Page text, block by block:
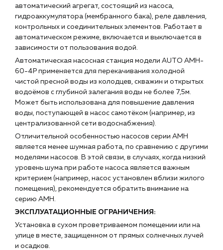
автоматический агрегат, состоящий из насоса,
гидроаккумулятора (мембранного бака), реле давления,
контрольных и соединительных элементов. Работает в
автоматическом режиме, включается и выключается в
зависимости от пользования водой.
Автоматическая насосная станция модели AUTO AMH-
60-4P применяется для перекачивания холодной
чистой пресной воды из колодцев, скважин и открытых
водоёмов с глубиной залегания воды не более 7,5м.
Может быть использована для повышение давления
воды, поступающей в насос самотёком (например, из
централизованной сети водоснабжения).
Отличительной особенностью насосов серии АМН
является менее шумная работа, по сравнению с другими
моделями насосов. В этой связи, в случаях, когда низкий
уровень шума при работе насоса является важным
критерием (например, насос установлен вблизи жилого
помещения), рекомендуется обратить внимание на
серию AMH.
ЭКСПЛУАТАЦИОННЫЕ ОГРАНИЧЕНИЯ:
Установка в сухом проветриваемом помещении или на
улице в месте, защищенном от прямых солнечных лучей
и осадков.